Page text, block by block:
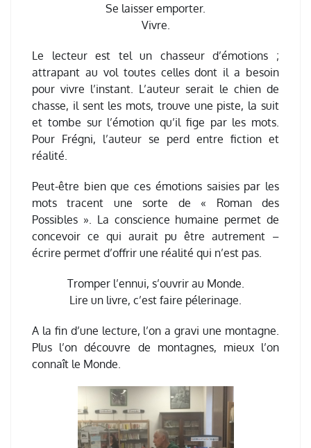
Se laisser emporter.
Vivre.
Le lecteur est tel un chasseur d’émotions ;
attrapant au vol toutes celles dont il a besoin
pour vivre l’instant. L’auteur serait le chien de
chasse, il sent les mots, trouve une piste, la suit
et tombe sur l’émotion qu’il fige par les mots.
Pour Frégni, l’auteur se perd entre fiction et
réalité.
Peut-être bien que ces émotions saisies par les
mots tracent une sorte de « Roman des
Possibles ». La conscience humaine permet de
concevoir ce qui aurait pu être autrement –
écrire permet d’offrir une réalité qui n’est pas.
Tromper l’ennui, s’ouvrir au Monde.
Lire un livre, c’est faire pélerinage.
A la fin d’une lecture, l’on a gravi une montagne.
Plus l’on découvre de montagnes, mieux l’on
connaît le Monde.